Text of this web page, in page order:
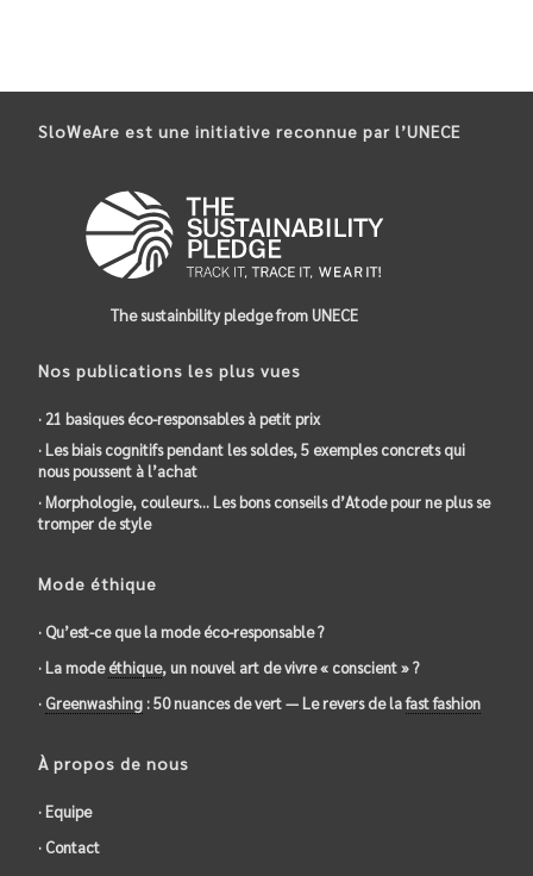
SloWeAre est une initiative reconnue par l’UNECE
The sustainbility pledge from UNECE
Nos publications les plus vues
· 21 basiques éco-responsables à petit prix
· Les biais cognitifs pendant les soldes, 5 exemples concrets qui
nous poussent à l’achat
· Morphologie, couleurs… Les bons conseils d’Atode pour ne plus se
tromper de style
Mode éthique
· Qu’est-ce que la mode éco-responsable ?
· La modeéthique, un nouvel art de vivre « conscient » ?
· Greenwashing : 50 nuances de vert — Le revers de lafast fashion
À propos de nous
· Equipe
· Contact